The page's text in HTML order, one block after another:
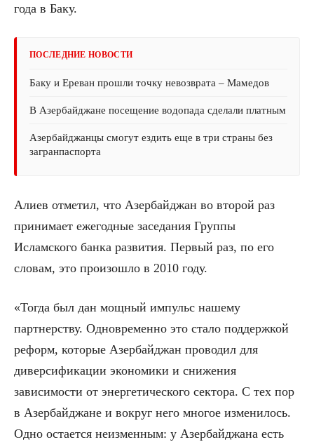
года в Баку.
ПОСЛЕДНИЕ НОВОСТИ
Баку и Ереван прошли точку невозврата – Мамедов
В Азербайджане посещение водопада сделали платным
Азербайджанцы смогут ездить еще в три страны без
загранпаспорта
Алиев отметил, что Азербайджан во второй раз
принимает ежегодные заседания Группы
Исламского банка развития. Первый раз, по его
словам, это произошло в 2010 году.
«Тогда был дан мощный импульс нашему
партнерству. Одновременно это стало поддержкой
реформ, которые Азербайджан проводил для
диверсификации экономики и снижения
зависимости от энергетического сектора. С тех пор
в Азербайджане и вокруг него многое изменилось.
Одно остается неизменным: у Азербайджана есть